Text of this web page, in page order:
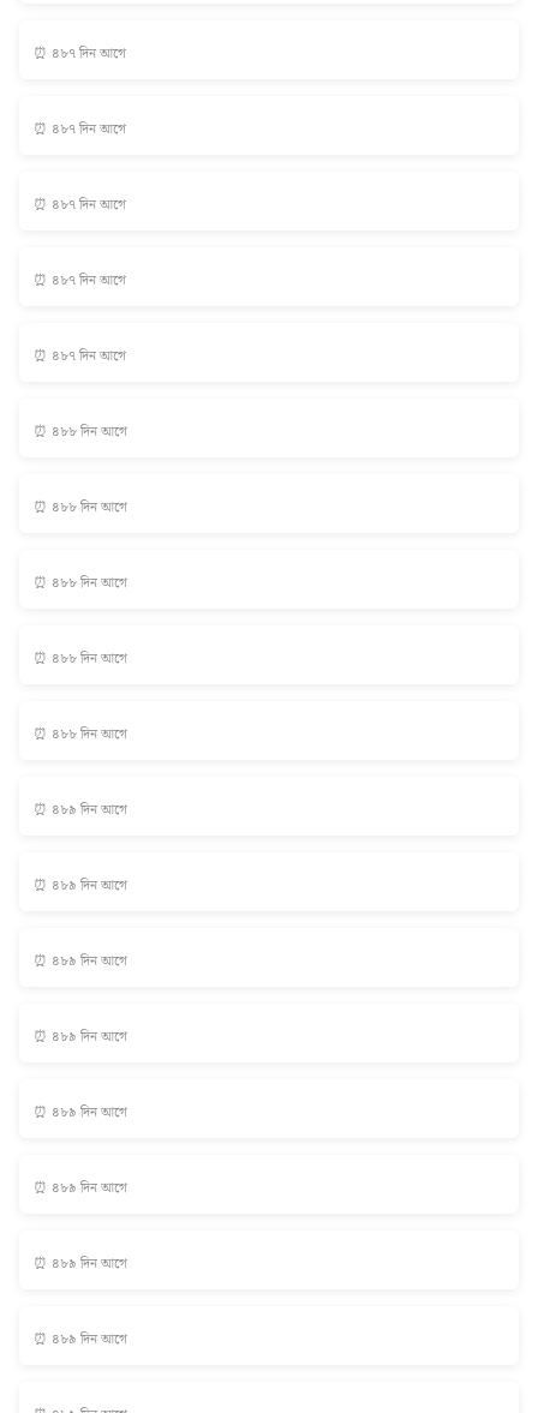
⏰ ৪৮৭ দিন আগে
⏰ ৪৮৭ দিন আগে
⏰ ৪৮৭ দিন আগে
⏰ ৪৮৭ দিন আগে
⏰ ৪৮৭ দিন আগে
⏰ ৪৮৮ দিন আগে
⏰ ৪৮৮ দিন আগে
⏰ ৪৮৮ দিন আগে
⏰ ৪৮৮ দিন আগে
⏰ ৪৮৮ দিন আগে
⏰ ৪৮৯ দিন আগে
⏰ ৪৮৯ দিন আগে
⏰ ৪৮৯ দিন আগে
⏰ ৪৮৯ দিন আগে
⏰ ৪৮৯ দিন আগে
⏰ ৪৮৯ দিন আগে
⏰ ৪৮৯ দিন আগে
⏰ ৪৮৯ দিন আগে